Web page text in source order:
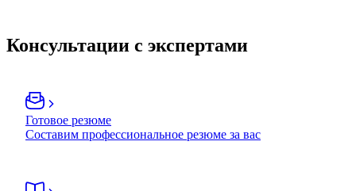
Консультации с экспертами
Готовое резюме
Составим профессиональное резюме за вас